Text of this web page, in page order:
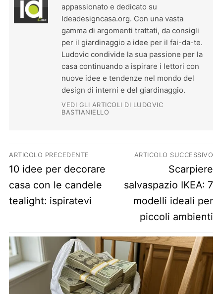
appassionato e dedicato su
Ideadesigncasa.org. Con una vasta
gamma di argomenti trattati, da consigli
per il giardinaggio a idee per il fai-da-te.
Ludovic condivide la sua passione per la
casa continuando a ispirare i lettori con
nuove idee e tendenze nel mondo del
design di interni e del giardinaggio.
VEDI GLI ARTICOLI DI LUDOVIC
BASTIANIELLO
Navigazione articoli
ARTICOLO PRECEDENTE
Previous post:
10 idee per decorare
casa con le candele
tealight: ispiratevi
ARTICOLO SUCCESSIVO
Next post:
Scarpiere
salvaspazio IKEA: 7
modelli ideali per
piccoli ambienti